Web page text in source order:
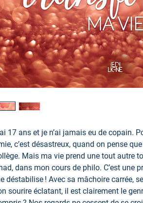
17 ans et je n’ai jamais eu de copain.
c’est désastreux, quand on pense
Mais ma vie prend une tout autre​
dans mon cours de philo. C’est une
déstabilise ! Avec sa mâchoire carrée,
sourire éclatant, il est clairement le